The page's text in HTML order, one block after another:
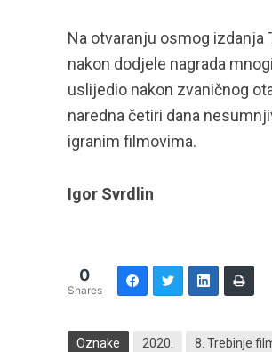
Na otvaranju osmog
nakon dodjele nagrada
uslijedio nakon zvaničnog
naredna četiri dana
igranim filmovima.
Igor Svrdlin
0
Shares
Oznake 2020. 8. Trebinje